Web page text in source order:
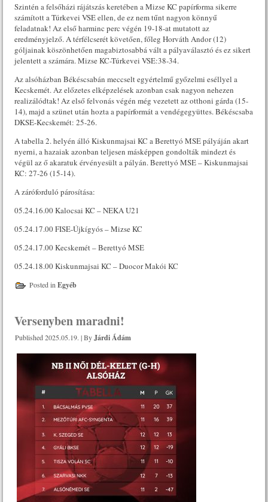
Szintén a felsőházi rájátszás keretében a Mizse KC papírforma sikerre
számított a Túrkevei VSE ellen, de ez nem tűnt nagyon könnyű
feladatnak! Az első harminc perc végén 19-18-at mutatott az
eredményjelző. A térfélcserét követően, főleg Horváth Andor (12)
góljainak köszönhetően magabiztosabbá vált a pályaválasztó és ez sikert
jelentett a számára. Mizse KC-Túrkevei VSE:38-34.
Az alsóházban Békéscsabán meccselt egyértelmű győzelmi eséllyel a
Kecskemét. Az előzetes elképzelések azonban csak nagyon nehezen
realizálódtak! Az első felvonás végén még vezetett az otthoni gárda (15-
14), majd a szünet után hozta a papírformát a vendégegyüttes. Békéscsaba
DKSE-Kecskemét: 25-26.
A tabella 2. helyén álló Kiskunmajsai KC a Berettyó MSE pályáján akart
nyerni, a hazaiak azonban teljesen másképpen gondolták mindezt és
végül az ő akaratuk érvényesült a pályán. Berettyó MSE – Kiskunmajsai
KC: 27-26 (15-14).
A záróforduló párosítása:
05.24.16.00 Kalocsai KC – NEKA U21
05.24.17.00 FISE-Újkígyós – Mizse KC
05.24.17.00 Kecskemét – Berettyó MSE
05.24.18.00 Kiskunmajsai KC – Duocor Makói KC
Posted in Egyéb
Versenyben maradni!
Published 2025.05.19. |By Járdi Ádám